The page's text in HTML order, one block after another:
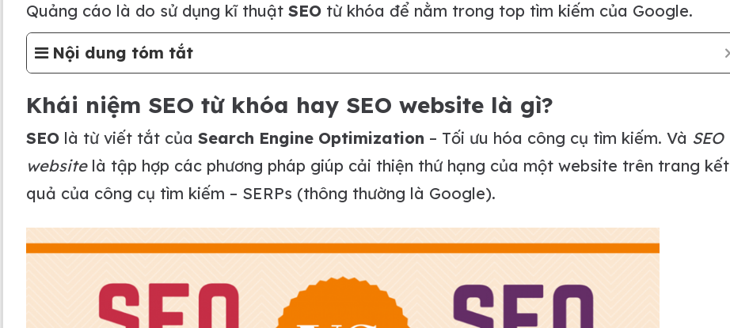
Quảng cáo là do sử dụng kĩ thuật SEOtừ khóa để nằm trong top tìm kiếm của Google.
Nội dung tóm tắt
Khái niệm SEO từ khóa hay SEO website là gì?
SEOlà từ viết tắt của Search Engine Optimization – Tối ưu hóa công cụ tìm kiếm. Và SEO
websitelà tập hợp các phương pháp giúp cải thiện thứ hạng của một website trên trang kết
quả của công cụ tìm kiếm – SERPs (thông thường là Google).